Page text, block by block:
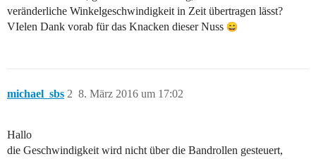
veränderliche Winkelgeschwindigkeit in Zeit übertragen lässt?
VIelen Dank vorab für das Knacken dieser Nuss
michael_sbs 8. März 2016 um 17:02
2
Hallo
die Geschwindigkeit wird nicht über die Bandrollen gesteuert,